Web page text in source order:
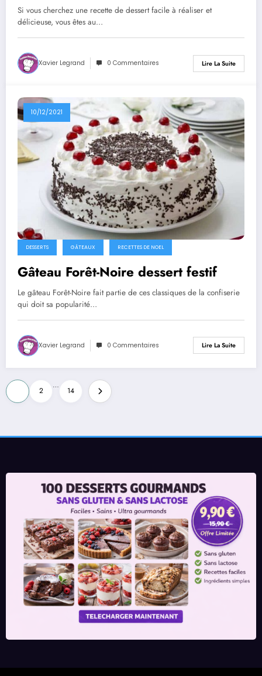
Si vous cherchez une recette de dessert facile à réaliser et
délicieuse, vous êtes au…
Xavier Legrand 0 Commentaires Lire La Suite
10/12/2021
DESSERTS GÂTEAUX RECETTES DE NOEL
Gâteau Forêt-Noire dessert festif
Le gâteau Forêt-Noire fait partie de ces classiques de la confiserie
qui doit sa popularité…
Xavier Legrand 0 Commentaires Lire La Suite
Pagination
des
2
…
14